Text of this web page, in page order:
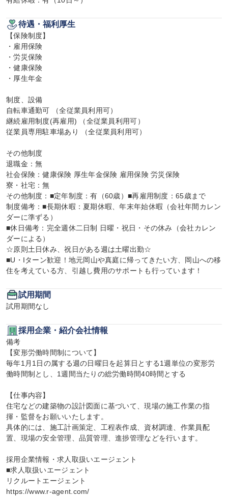
待遇・福利厚生
【保険制度】
・雇用保険
・労災保険
・健康保険
・厚生年金
制度、設備
自転車通勤可 （全従業員利用可）
継続雇用制度(再雇用) （全従業員利用可）
従業員専用駐車場あり （全従業員利用可）
その他制度
退職金：無
社会保険：健康保険 厚生年金保険 雇用保険 労災保険
寮・社宅：無
その他制度：■定年制度：有（60歳）■再雇用制度：65歳まで
制度備考：■長期休暇：夏期休暇、年末年始休暇（会社年間カレン
ダーに準ずる）
■休日備考：完全週休二日制 日曜・祝日・その休み（会社カレン
ダーによる）
☆原則土日休み、祝日がある週は土曜出勤☆
■U・Iターン歓迎！地元岡山や真庭に帰ってきたい方、岡山への移
住を考えている方、引越し費用のサポートも行っています！
試用期間
試用期間なし
採用企業・紹介会社情報
備考
【変形労働時間制について】
毎年1月1日の属する週の日曜日を起算日とする1週単位の変形労
働時間制とし、1週間当たりの総労働時間40時間とする
【仕事内容】
住宅などの建築物の設計図面に基づいて、現場の施工作業の指
揮・監督をお願いいたします。
具体的には、施工計画策定、工程表作成、資材調達、作業員配
置、現場の安全管理、品質管理、進捗管理などを行います。
採用企業情報・求人取扱いエージェント
■求人取扱いエージェント
リクルートエージェント
https://www.r-agent.com/